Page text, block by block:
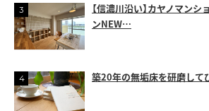
【信濃川沿い】カヤノマン
ンNEW…
築20年の無垢床を研磨して